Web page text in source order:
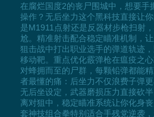
在腐烂国度2的丧尸围城中，想要手
操作？无后坐力这个黑科技直接让
是M1911点射还是反器材步枪扫射
尬。精准射击配合稳定瞄准机制，
狙击战中打出职业选手的弹道轨迹
移动靶。重点优化霰弹枪在瘟疫之
对蜂拥而至的尸群，每颗铅弹都能
者最懂的痛：后坐力不仅浪费子弹
无后坐设定，武器磨损压力直接砍
离对狙中，稳定瞄准系统让你化身
套神技组合拳特别适合手残党逆袭